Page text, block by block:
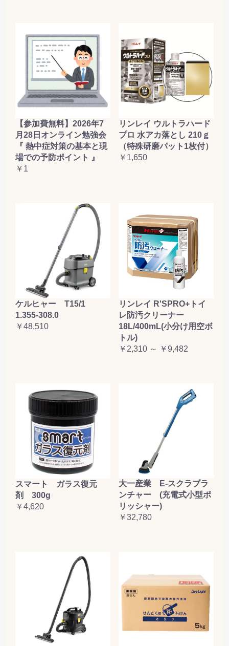
【参加費無料】2026年7
月28日オンライン勉強会
『 熱中症対策の基本と現
場での予防ポイント 』
￥1
リンレイ ウルトラハード
プロ 水アカ落とし 210ｇ
（特殊研磨パット1枚付）
￥1,650
ケルヒャー T15/1
1.355-308.0
￥48,510
リンレイ R'SPRO+トイ
レ防汚クリーナー
18L/400mL(小分け用空ボ
トル)
￥2,310 ～ ￥9,482
スマート ガラス復元
剤 300g
￥4,620
大一産業 E-スクラブラ
ンチャー (充電式小型ポ
リッシャー)
￥32,780